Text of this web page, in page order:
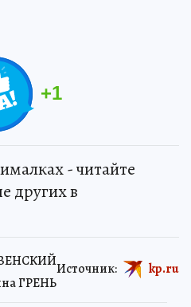
+1
- читайте
других в
ГРЕНЬ
Источник: kp.ru